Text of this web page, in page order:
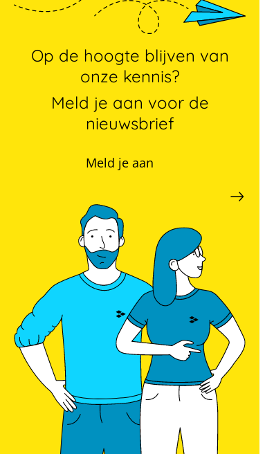
Op de hoogte blijven van
onze kennis?
Meld je aan voor de
nieuwsbrief
Meld je aan